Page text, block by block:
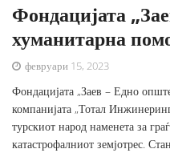
Фондацијата
хуманитарна
февруари 15, 2023
Фондацијата „Заев – Едно
компанијата „Тотал
турскиот народ наменета за
катастрофалниот земјотрес.